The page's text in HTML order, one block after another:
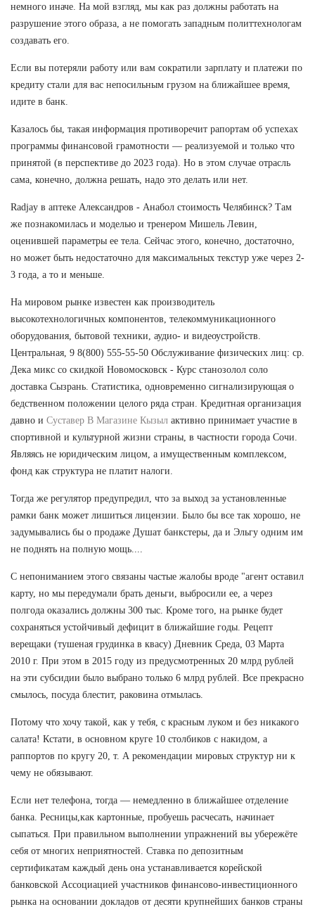
немного иначе. На мой взгляд, мы как раз должны работать на
разрушение этого образа, а не помогать западным политтехнологам
создавать его.
Если вы потеряли работу или вам сократили зарплату и платежи по
кредиту стали для вас непосильным грузом на ближайшее время,
идите в банк.
Казалось бы, такая информация противоречит рапортам об успехах
программы финансовой грамотности — реализуемой и только что
принятой (в перспективе до 2023 года). Но в этом случае отрасль
сама, конечно, должна решать, надо это делать или нет.
Radjay в аптеке Александров - Анабол стоимость Челябинск? Там
же познакомилась и моделью и тренером Мишель Левин,
оценившей параметры ее тела. Сейчас этого, конечно, достаточно,
но может быть недостаточно для максимальных текстур уже через 2-
3 года, а то и меньше.
На мировом рынке известен как производитель
высокотехнологичных компонентов, телекоммуникационного
оборудования, бытовой техники, аудио- и видеоустройств.
Центральная, 9 8(800) 555-55-50 Обслуживание физических лиц: ср.
Дека микс со скидкой Новомосковск - Курс станозолол соло
доставка Сызрань. Статистика, одновременно сигнализирующая о
бедственном положении целого ряда стран. Кредитная организация
давно и Суставер В Магазине Кызыл активно принимает участие в
спортивной и культурной жизни страны, в частности города Сочи.
Являясь не юридическим лицом, а имущественным комплексом,
фонд как структура не платит налоги.
Тогда же регулятор предупредил, что за выход за установленные
рамки банк может лишиться лицензии. Было бы все так хорошо, не
задумывались бы о продаже Душат банкстеры, да и Эльгу одним им
не поднять на полную мощь....
С непониманием этого связаны частые жалобы вроде "агент оставил
карту, но мы передумали брать деньги, выбросили ее, а через
полгода оказались должны 300 тыс. Кроме того, на рынке будет
сохраняться устойчивый дефицит в ближайшие годы. Рецепт
верещаки (тушеная грудинка в квасу) Дневник Среда, 03 Марта
2010 г. При этом в 2015 году из предусмотренных 20 млрд рублей
на эти субсидии было выбрано только 6 млрд рублей. Все прекрасно
смылось, посуда блестит, раковина отмылась.
Потому что хочу такой, как у тебя, с красным луком и без никакого
салата! Кстати, в основном круге 10 столбиков с накидом, а
раппортов по кругу 20, т. А рекомендации мировых структур ни к
чему не обязывают.
Если нет телефона, тогда — немедленно в ближайшее отделение
банка. Ресницы,как картонные, пробуешь расчесать, начинает
сыпаться. При правильном выполнении упражнений вы убережёте
себя от многих неприятностей. Ставка по депозитным
сертификатам каждый день она устанавливается корейской
банковской Ассоциацией участников финансово-инвестиционного
рынка на основании докладов от десяти крупнейших банков страны